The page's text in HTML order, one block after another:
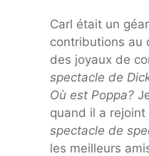
Carl était un
contributions au
des joyaux de
spectacle de
Où est Poppa?
quand il a rejoint
spectacle de
les meilleurs